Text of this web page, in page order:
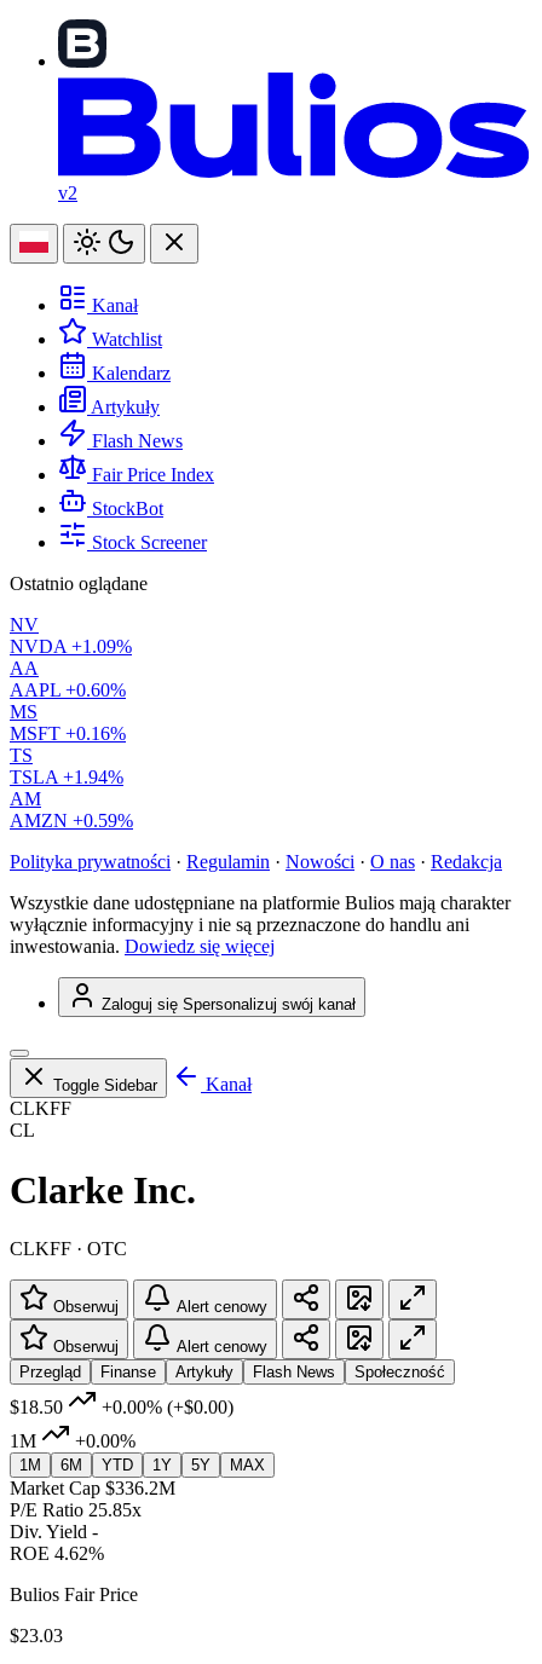
v2
Kanał
Watchlist
Kalendarz
Artykuły
Flash News
Fair Price Index
StockBot
Stock Screener
Ostatnio oglądane
NV
NVDA +1.09%
AA
AAPL +0.60%
MS
MSFT +0.16%
TS
TSLA +1.94%
AM
AMZN +0.59%
Polityka prywatności · Regulamin · Nowości · O nas · Redakcja
Wszystkie dane udostępniane na platformie Bulios mają charakter
wyłącznie informacyjny i nie są przeznaczone do handlu ani
inwestowania. Dowiedz się więcej
Zaloguj się Spersonalizuj swój kanał
Toggle Sidebar
Kanał
CLKFF
CL
Clarke Inc.
CLKFF · OTC
Obserwuj Alert cenowy
Obserwuj
Alert cenowy
Przegląd
Finanse Artykuły Flash News Społeczność
$18.50 +0.00% (+$0.00)
1M
+0.00%
1M 6M YTD 1Y 5Y MAX
Market Cap $336.2M
P/E Ratio 25.85x
Div. Yield -
ROE 4.62%
Bulios Fair Price
$23.03